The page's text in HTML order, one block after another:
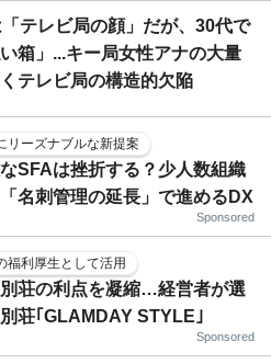
テレビ局の顔」だが、30代で
箱」...キー局女性アナの大量
テレビ局の構造的欠陥
リーズナブルな新提案
SFAは挫折する？少人数組織
名刺管理の延長」で進めるDX
Sponsored
福利厚生として活用
荘の利点を凝縮…経営者が選
荘｢GLAMDAY STYLE｣
Sponsored